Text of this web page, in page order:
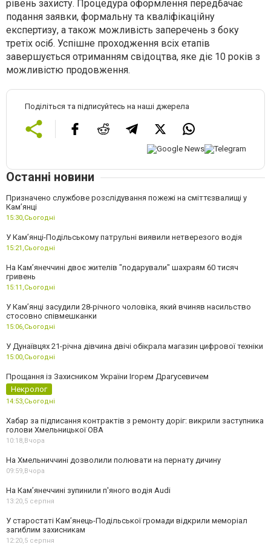
рівень захисту. Процедура оформлення передбачає
подання заявки, формальну та кваліфікаційну
експертизу, а також можливість заперечень з боку
третіх осіб. Успішне проходження всіх етапів
завершується отриманням свідоцтва, яке діє 10 років з
можливістю продовження.
Поділіться та підписуйтесь на наші джерела
Останні новини
Призначено службове розслідування пожежі на сміттєзвалищі у
Кам’янці
15:30,Сьогодні
У Кам’янці-Подільському патрульні виявили нетверезого водія
15:21,Сьогодні
На Камʼянеччині двоє жителів "подарували" шахраям 60 тисяч
гривень
15:11,Сьогодні
У Камʼянці засудили 28-річного чоловіка, який вчиняв насильство
стосовно співмешканки
15:06,Сьогодні
У Дунаївцях 21-річна дівчина двічі обікрала магазин цифрової техніки
15:00,Сьогодні
Прощання із Захисником України Ігорем Драгусевичем
Некролог
14:53,Сьогодні
Хабар за підписання контрактів з ремонту доріг: викрили заступника
голови Хмельницької ОВА
10:18, Вчора
На Хмельниччині дозволили полювати на пернату дичину
09:59, Вчора
На Камʼянеччині зупинили п'яного водія Audi
13:20,5 серпня
У старостаті Кам’янець-Подільської громади відкрили меморіал
загиблим захисникам
12:20,5 серпня